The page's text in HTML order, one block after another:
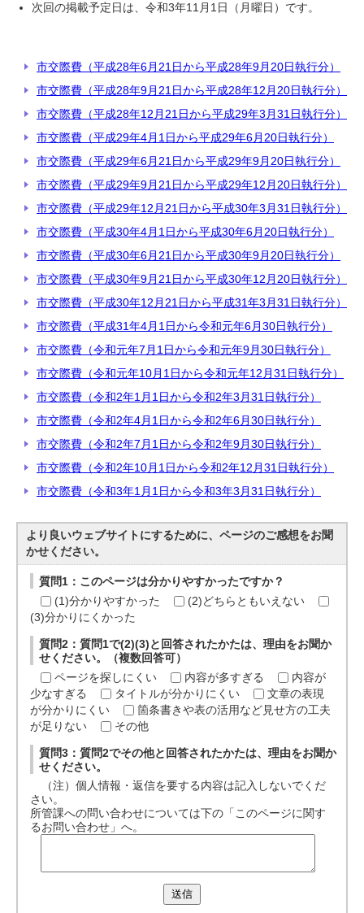
次回の掲載予定日は、令和3年11月1日（月曜日）です。
市交際費（平成28年6月21日から平成28年9月20日執行分）
市交際費（平成28年9月21日から平成28年12月20日執行分）
市交際費（平成28年12月21日から平成29年3月31日執行分）
市交際費（平成29年4月1日から平成29年6月20日執行分）
市交際費（平成29年6月21日から平成29年9月20日執行分）
市交際費（平成29年9月21日から平成29年12月20日執行分）
市交際費（平成29年12月21日から平成30年3月31日執行分）
市交際費（平成30年4月1日から平成30年6月20日執行分）
市交際費（平成30年6月21日から平成30年9月20日執行分）
市交際費（平成30年9月21日から平成30年12月20日執行分）
市交際費（平成30年12月21日から平成31年3月31日執行分）
市交際費（平成31年4月1日から令和元年6月30日執行分）
市交際費（令和元年7月1日から令和元年9月30日執行分）
市交際費（令和元年10月1日から令和元年12月31日執行分）
市交際費（令和2年1月1日から令和2年3月31日執行分）
市交際費（令和2年4月1日から令和2年6月30日執行分）
市交際費（令和2年7月1日から令和2年9月30日執行分）
市交際費（令和2年10月1日から令和2年12月31日執行分）
市交際費（令和3年1月1日から令和3年3月31日執行分）
より良いウェブサイトにするために、ページのご感想をお聞
かせください。
質問1：このページは分かりやすかったですか？
(1)分かりやすかった
(2)どちらともいえない
(3)分かりにくかった
質問2：質問1で(2)(3)と回答されたかたは、理由をお聞か
せください。（複数回答可）
ページを探しにくい
内容が多すぎる
内容が
少なすぎる
タイトルが分かりにくい
文章の表現
が分かりにくい
箇条書きや表の活用など見せ方の工夫
が足りない
その他
質問3：質問2でその他と回答されたかたは、理由をお聞か
せください。
（注）個人情報・返信を要する内容は記入しないでくだ
さい。
所管課への問い合わせについては下の「このページに関す
るお問い合わせ」へ。
送信